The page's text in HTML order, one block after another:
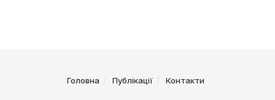
Головна Публікації Контакти